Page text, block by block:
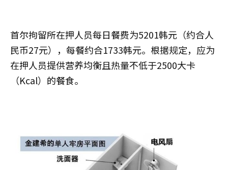
首尔拘留所在押人员每日餐费为5201韩元（约合人
民币27元），每餐约合1733韩元。根据规定，应为
在押人员提供营养均衡且热量不低于2500大卡
（Kcal）的餐食。